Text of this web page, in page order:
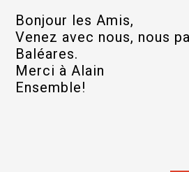
Bonjour les Amis,
Venez avec nous, nous
Baléares.
Merci à Alain
Ensemble!